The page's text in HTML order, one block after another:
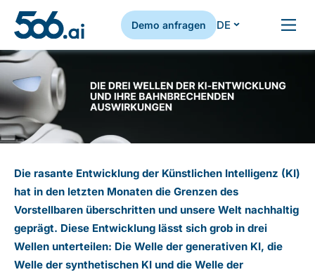
Zum Inhalt springen
Demo anfragen DE
Die rasante Entwicklung der Künstlichen Intelligenz (KI)
hat in den letzten Monaten die Grenzen des
Vorstellbaren überschritten und unsere Welt nachhaltig
geprägt. Diese Entwicklung lässt sich grob in drei
Wellen unterteilen: Die Welle der generativen KI, die
Welle der synthetischen KI und die Welle der